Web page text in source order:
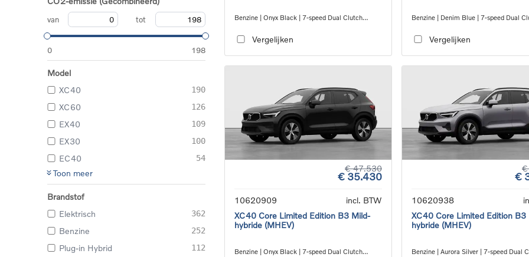
van tot
0 198
Model
XC40
190
XC60 126
EX40 109
EX30 100
EC40 54
Toon meer
Brandstof
Elektrisch
362
Benzine 252
Plug-in Hybrid 112
Benzine | Onyx Black | 7-speed Dual Clutch
Vergelijken
Benzine | Denim Blue | 7-speed Dual
Vergelijken
€ 47.530
€ 35.430
10620909
incl. BTW
XC40 Core Limited Edition B3 Mild-
hybride (MHEV)
Benzine | Onyx Black | 7-speed Dual Clutch
€
€
10620938
XC40 Core Limited Edition B3
hybride (MHEV)
Benzine | Aurora Silver | 7-speed Dual